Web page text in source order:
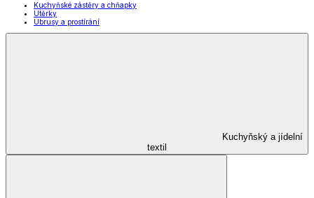
Kuchyňské zástěry a chňapky
Utěrky
Ubrusy a prostírání
Kuchyňský a jídelní
textil